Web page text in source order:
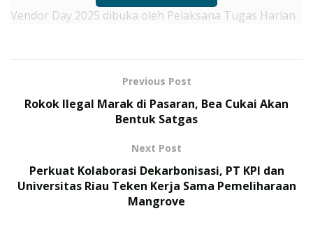
Vendor Day 2025 dibuka oleh Pelaksana Tugas Harian
meningkatkan hubungan strategis dengan
perusahaan-perusahaan mitra penyedia barang dan
175 Prajurit TNI Rampungkan Misi Perdamaian PBB di
Kongo, Terima Satyalancana Santi Dharma
Previous Post
Rokok Ilegal Marak di Pasaran, Bea Cukai Akan
Bentuk Satgas
Next Post
Perkuat Kolaborasi Dekarbonisasi, PT KPI dan
Universitas Riau Teken Kerja Sama Pemeliharaan
Mangrove